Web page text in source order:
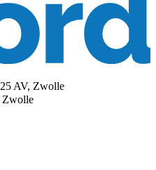
AV, Zwolle
Zwolle